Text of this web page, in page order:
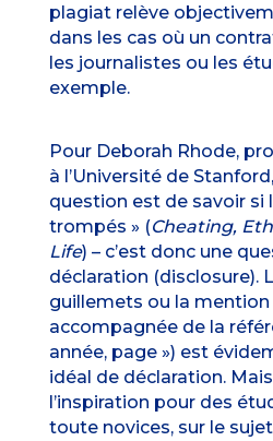
plagiat relève
dans les cas où un
les journalistes ou les
exemple.
Pour Deborah Rhode,
à l’Université de
question est de savoir si
trompés » (Cheating,
Life) – c’est donc une
déclaration (disclosure).
guillemets ou la mention
accompagnée de la
année, page ») est
idéal de déclaration.
l’inspiration pour des
toute novices, sur le